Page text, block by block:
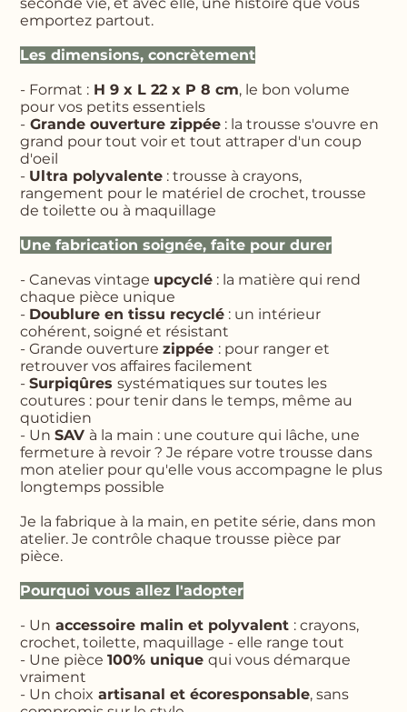
emportez partout.
Les dimensions, concrètement
- Format : H 9 x L 22 x P 8 cm, le bon volume
pour vos petits essentiels
- Grande ouverture zippée : la trousse s'ouvre en
grand pour tout voir et tout attraper d'un coup
d'oeil
- Ultra polyvalente : trousse à crayons,
rangement pour le matériel de crochet, trousse
de toilette ou à maquillage
Une fabrication soignée, faite pour durer
- Canevas vintage upcyclé : la matière qui rend
chaque pièce unique
- Doublure en tissu recyclé : un intérieur
cohérent, soigné et résistant
- Grande ouverturezippée : pour ranger et
retrouver vos affaires facilement
-Surpiqûressystématiques sur toutes les
coutures : pour tenir dans le temps, même au
quotidien
- UnSAV à la main : une couture qui lâche, une
fermeture à revoir ? Je répare votre trousse dans
mon atelier pour qu'elle vous accompagne le plus
longtemps possible
Je la fabrique à la main, en petite série, dans mon
atelier. Je contrôle chaque trousse pièce par
pièce.
Pourquoi vous allez l'adopter
- Un accessoire malin et polyvalent : crayons,
crochet, toilette, maquillage - elle range tout
- Une pièce100% uniquequi vous démarque
vraiment
- Un choix artisanal et écoresponsable, sans